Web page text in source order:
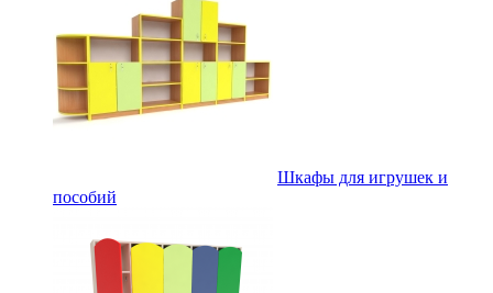
Шкафы для игрушек и
пособий